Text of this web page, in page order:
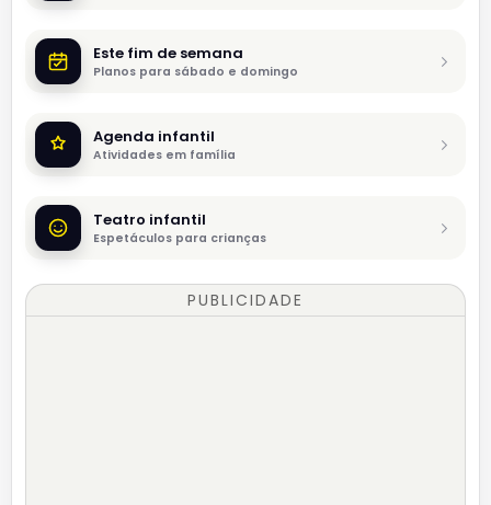
Este fim de semana
Planos para sábado e domingo
Agenda infantil
Atividades em família
Teatro infantil
Espetáculos para crianças
PUBLICIDADE